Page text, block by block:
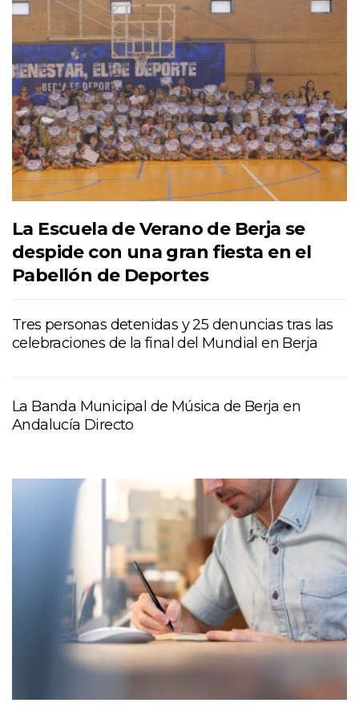
La Escuela de Verano de Berja se
despide con una gran fiesta en el
Pabellón de Deportes
Tres personas detenidas y 25 denuncias tras las
celebraciones de la final del Mundial en Berja
La Banda Municipal de Música de Berja en
Andalucía Directo